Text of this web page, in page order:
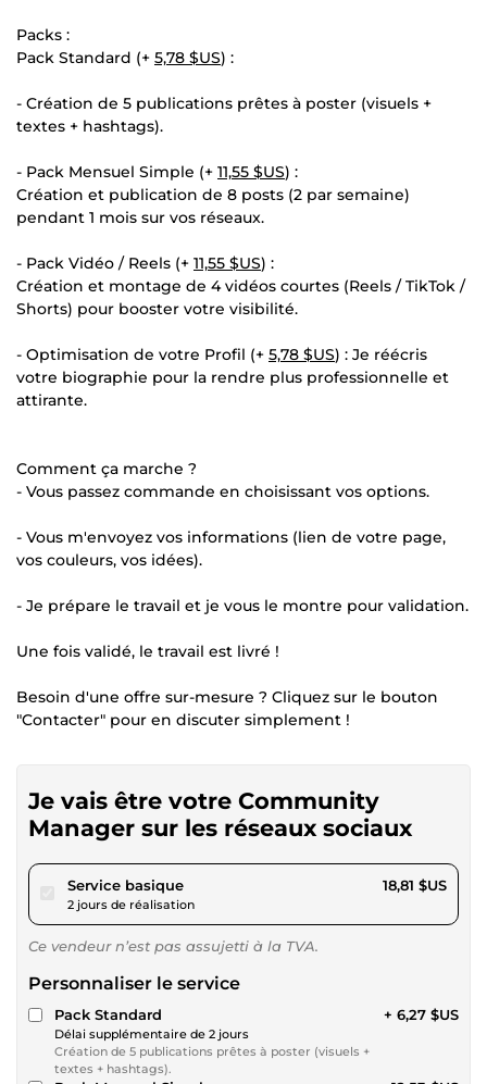
Packs :
Pack Standard (+ 5,78 $US) :
- Création de 5 publications prêtes à poster (visuels +
textes + hashtags).
- Pack Mensuel Simple (+ 11,55 $US) :
Création et publication de 8 posts (2 par semaine)
pendant 1 mois sur vos réseaux.
- Pack Vidéo / Reels (+ 11,55 $US) :
Création et montage de 4 vidéos courtes (Reels / TikTok /
Shorts) pour booster votre visibilité.
- Optimisation de votre Profil (+ 5,78 $US) : Je réécris
votre biographie pour la rendre plus professionnelle et
attirante.
Comment ça marche ?
- Vous passez commande en choisissant vos options.
- Vous m'envoyez vos informations (lien de votre page,
vos couleurs, vos idées).
- Je prépare le travail et je vous le montre pour validation.
Une fois validé, le travail est livré !
Besoin d'une offre sur-mesure ? Cliquez sur le bouton
"Contacter" pour en discuter simplement !
Je vais être votre Community
Manager sur les réseaux sociaux
Service basiquepour 17,33 $US
2 jours de réalisation
18,81 $US
Ce vendeur n’est pas assujetti à la TVA.
Personnaliser le service
Pack Standard
Délai supplémentaire de 2 jours
Création de 5 publications prêtes à poster (visuels +
textes + hashtags).
+ 6,27 $US